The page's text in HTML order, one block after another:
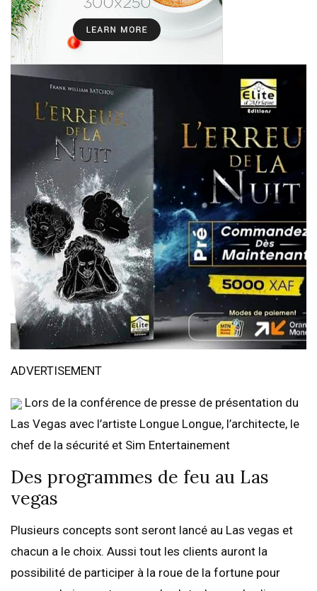
ADVERTISEMENT
Lors de la conférence de presse de présentation du
Las Vegas avec l’artiste Longue Longue, l’architecte, le
chef de la sécurité et Sim Entertainement
Des programmes de feu au Las
vegas
Plusieurs concepts sont seront lancé au Las vegas et
chacun a le choix. Aussi tout les clients auront la
possibilité de participer à la roue de la fortune pour